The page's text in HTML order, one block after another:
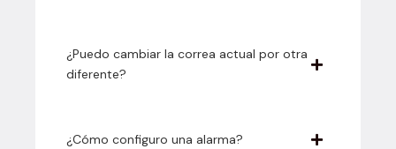
¿Puedo cambiar la correa actual por otra
diferente?
¿Cómo configuro una alarma?